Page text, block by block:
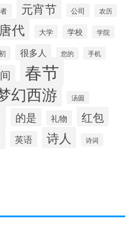
元宵节 公司 农历
唐代 大学 学校 学院
很多人 您的 手机
春节
幻西游 汤圆
的是 礼物 红包
英语 诗人 诗词